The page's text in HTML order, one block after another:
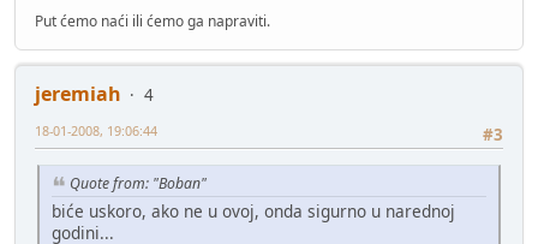
Put ćemo naći ili ćemo ga napraviti.
jeremiah
4
#3
18-01-2008, 19:06:44
Quote from: "Boban"
biće uskoro, ako ne u ovoj, onda sigurno u narednoj
godini...